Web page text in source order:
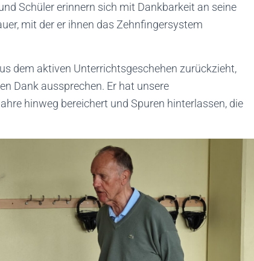
Schüler erinnern sich mit Dankbarkeit an seine
mit der er ihnen das Zehnfingersystem
dem aktiven Unterrichtsgeschehen zurückzieht,
Dank aussprechen. Er hat unsere
hinweg bereichert und Spuren hinterlassen, die